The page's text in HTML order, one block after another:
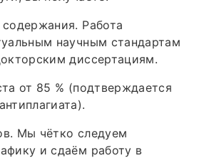
Работа
научным стандартам
диссертациям.
от 85 % (подтверждается
Мы чётко следуем
и сдаём работу в